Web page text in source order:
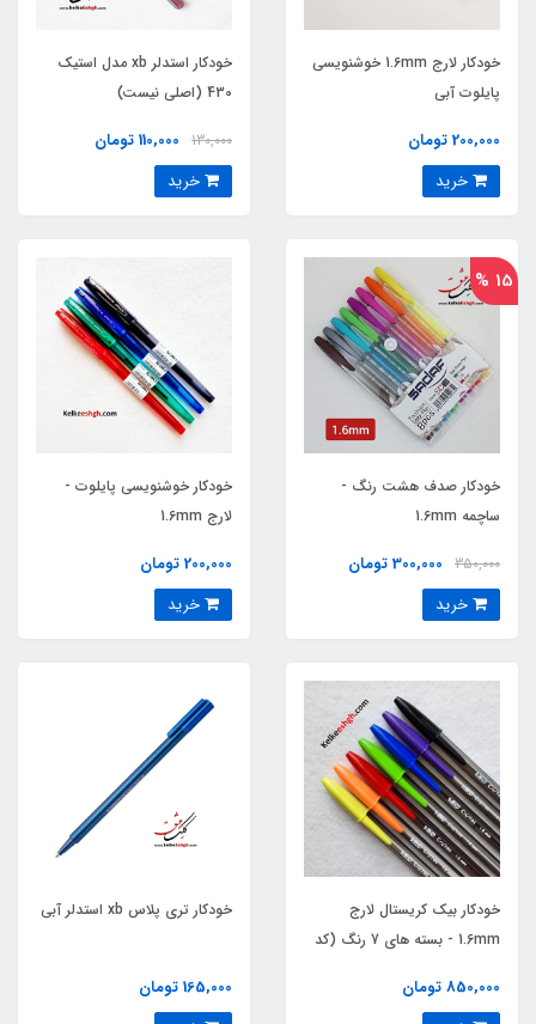
خودکار لارج 1.6mm خوشنویسی
پایلوت آبی
200,000 تومان
خودکار استدلر xb مدل استیک
430 (اصلی نیست)
130,000 110,000 تومان
15 %
خودکار صدف هشت رنگ -
ساچمه 1.6mm
350,000 300,000 تومان
خودکار خوشنویسی پایلوت -
لارج 1.6mm
200,000 تومان
خودکار بیک کریستال لارج
1.6mm - بسته های 7 رنگ (کد
850,000 تومان
خودکار تری پلاس xb استدلر آبی
165,000 تومان